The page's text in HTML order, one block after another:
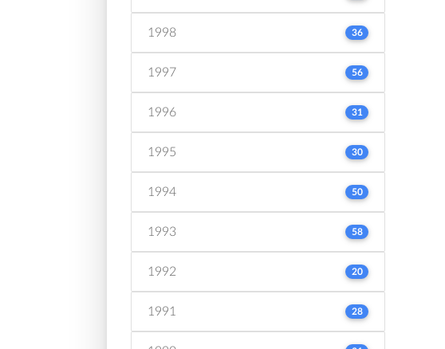
1998 36
1997 56
1996 31
1995 30
1994 50
1993 58
1992 20
1991 28